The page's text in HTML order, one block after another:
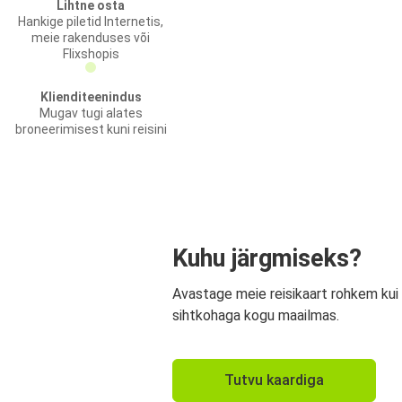
Lihtne osta
Hankige piletid Internetis,
meie rakenduses või
Flixshopis
Klienditeenindus
Mugav tugi alates
broneerimisest kuni reisini
Kuhu järgmiseks?
Avastage meie reisikaart rohkem
sihtkohaga kogu maailmas.
Tutvu kaardiga